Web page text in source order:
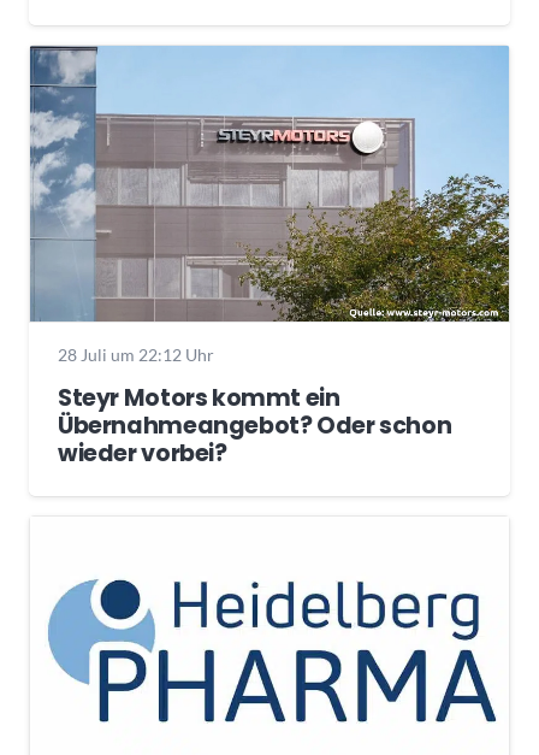
28 Juli um 22:12 Uhr
Steyr Motors kommt ein
Übernahmeangebot? Oder schon
wieder vorbei?